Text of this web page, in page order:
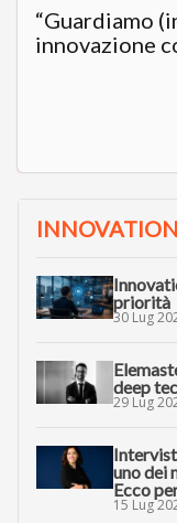
“Guardiamo
innovazione
priorità
30 Lug
deep
29 Lug
uno dei
Ecco
15 Lug